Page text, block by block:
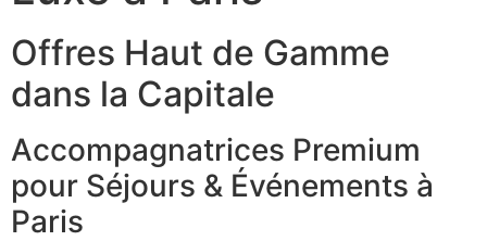
Offres Haut de Gamme
dans la Capitale
Accompagnatrices Premium
pour Séjours & Événements à
Paris